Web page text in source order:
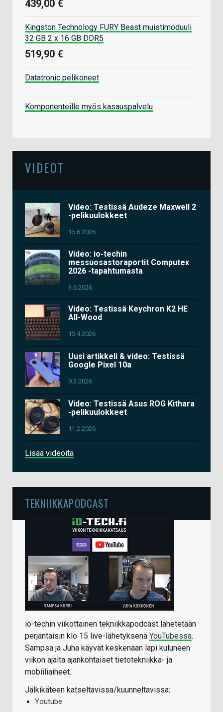
439,00 €
Kingston Technology FURY Beast muistimoduuli
32 GB 2 x 16 GB DDR5
519,90 €
Datatronic pelikoneet
Komponenteille myös kasauspalvelu
VIDEOT
Video: Testissä Audeze Maxwell 2
-pelikuulokkeet
15.6.2026
Video: io-techin
messuosastoraportit Computex
2026 -tapahtumasta
3.6.2026
Video: Testissä Keychron K2 HE
All-Wood
13.4.2026
Uusi artikkeli & video: Testissä
Google Pixel 10a
9.3.2026
Video: Testissä Asus ROG Kithara
-pelikuulokkeet
11.2.2026
Lisää videoita
TEKNIIKKAPODCAST
io-techin viikottainen tekniikkapodcast lähetetään
perjantaisin klo 15 live-lähetyksenä YouTubessa.
Sampsa ja Juha käyvät keskenään läpi kuluneen
viikon ajalta ajankohtaiset tietotekniikka- ja
mobiiliaiheet.
Jälkikäteen katseltavissa/kuunneltavissa:
Youtube